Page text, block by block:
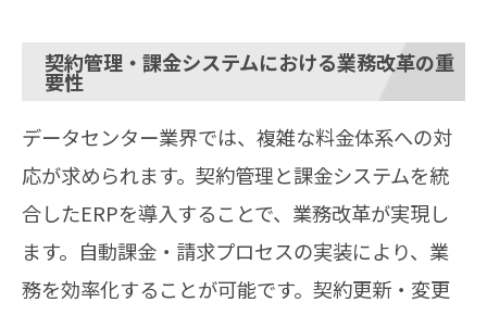
契約管理・課金システムにおける業務改革の重
要性
データセンター業界では、複雑な料金体系への対
応が求められます。契約管理と課金システムを統
合したERPを導入することで、業務改革が実現し
ます。自動課金・請求プロセスの実装により、業
務を効率化することが可能です。契約更新・変更